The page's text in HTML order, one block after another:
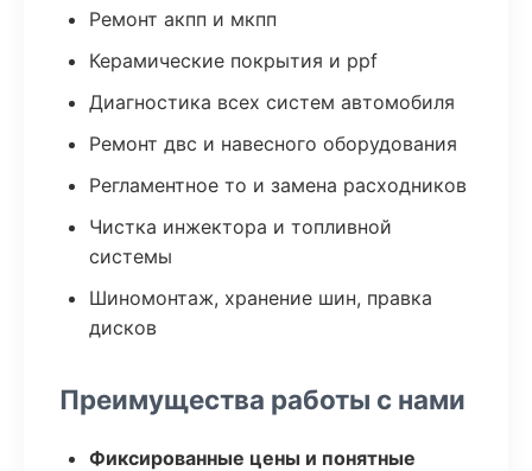
Ремонт акпп и мкпп
Керамические покрытия и ppf
Диагностика всех систем автомобиля
Ремонт двс и навесного оборудования
Регламентное то и замена расходников
Чистка инжектора и топливной
системы
Шиномонтаж, хранение шин, правка
дисков
Преимущества работы с нами
Фиксированные цены и понятные